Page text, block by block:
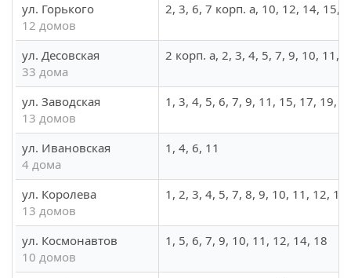
ул. Горького
12 домов
2, 3, 6, 7 корп. а, 10, 12, 14, 15,
ул. Десовская
33 дома
2 корп. а, 2, 3, 4, 5, 7, 9, 10, 11,
ул. Заводская
13 домов
1, 3, 4, 5, 6, 7, 9, 11, 15, 17, 19,
ул. Ивановская
4 дома
1, 4, 6, 11
ул. Королева
13 домов
1, 2, 3, 4, 5, 7, 8, 9, 10, 11, 12,
ул. Космонавтов
10 домов
1, 5, 6, 7, 9, 10, 11, 12, 14, 18